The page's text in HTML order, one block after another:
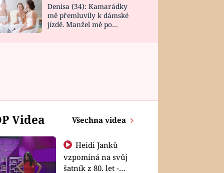
Denisa (34): Kamarádky
mě přemluvily k dámské
jízdě. Manžel mě po
Videa Všechna videa
Heidi Janků
vzpomíná na svůj
šatník z 80. let -